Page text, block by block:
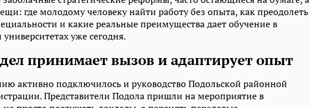
где молодому человеку найти работу без опыта, как преодолеть
и какие реальные преимущества дает обучение в
уже сегодня.
принимает вызов и адаптирует опыт
активно подключилось и руководство Подольской районной
Представители Подола пришли на мероприятие в